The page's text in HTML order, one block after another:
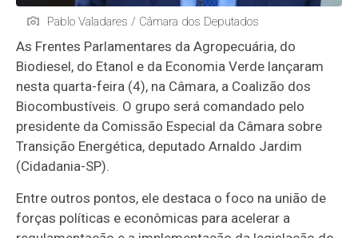
Pablo Valadares / Câmara dos Deputados
As Frentes Parlamentares da Agropecuária, do
Biodiesel, do Etanol e da Economia Verde lançaram
nesta quarta-feira (4), na Câmara, a Coalizão dos
Biocombustíveis. O grupo será comandado pelo
presidente da Comissão Especial da Câmara sobre
Transição Energética, deputado Arnaldo Jardim
(Cidadania-SP).
Entre outros pontos, ele destaca o foco na união de
forças políticas e econômicas para acelerar a